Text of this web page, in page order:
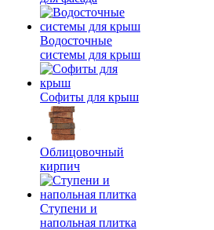
Водосточные
системы для крыш
Софиты для крыш
Облицовочный
кирпич
Ступени и
напольная плитка